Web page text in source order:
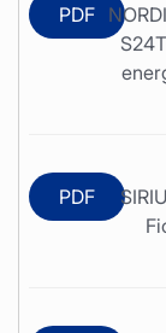
PDF
PDF